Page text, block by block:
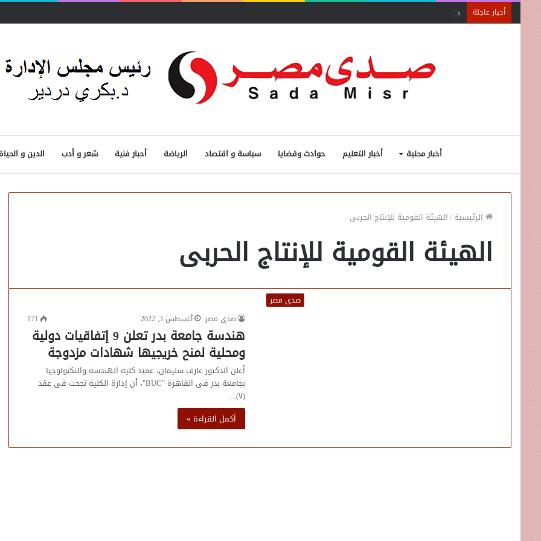
أخبار عاجلة جمعية الخبراء: 5 مميزات ضريبية في مبادرة «مزرعتك في مصر»
أخبار محلية أخبار التعليم حوادث وقضايا سياسة و اقتصاد الرياضة أحبار فنية شعر و أدب الدين و الحياة
الرئيسية/الهيئة القومية للإنتاج الحربى
الهيئة القومية للإنتاج الحربى
صدى مصر
صدى مصر
أغسطس 3, 2022 171
هندسة جامعة بدر تعلن 9 إتفاقيات دولية
ومحلية لمنح خريجيها شهادات مزدوجة
أعلن الدكتور عارف سليمان، عميد كلية الهندسة والتكنولوجيا
بجامعة بدر فى القاهرة "BUC"، أن إدارة الكلية نجحت فى عقد
(٧)…
أكمل القراءة »